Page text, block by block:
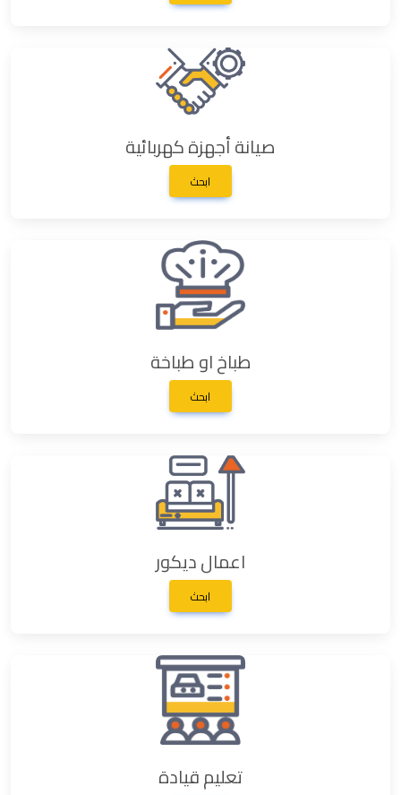
صيانة أجهزة كهربائية
ابحث
طباخ او طباخة
ابحث
اعمال ديكور
ابحث
تعليم قيادة